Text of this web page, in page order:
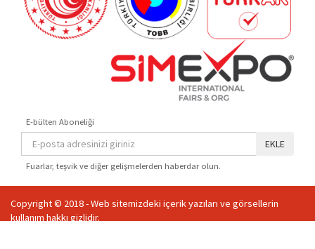
E-bülten Aboneliği
EKLE
Fuarlar, teşvik ve diğer gelişmelerden haberdar olun.
Copyright © 2018 - Web sitemizdeki içerik yazıları ve görsellerin
kullanım hakkı gizlidir.